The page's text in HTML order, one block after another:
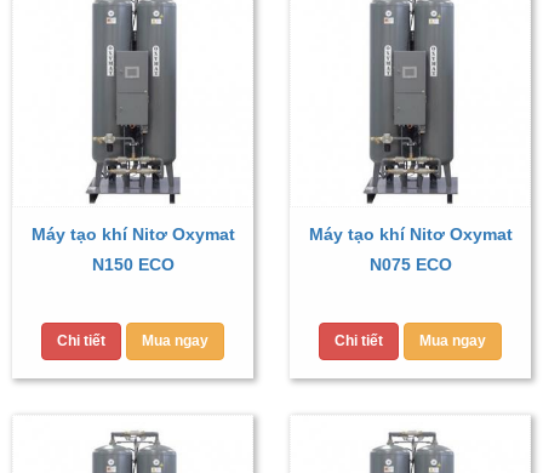
Máy tạo khí Nitơ Oxymat
N150 ECO
Chi tiết Mua ngay
Máy tạo khí Nitơ Oxymat
N075 ECO
Chi tiết Mua ngay